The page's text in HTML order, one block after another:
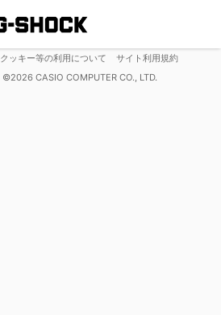
クッキー等の利用について
サイト利用規約
©2026 CASIO COMPUTER CO., LTD.